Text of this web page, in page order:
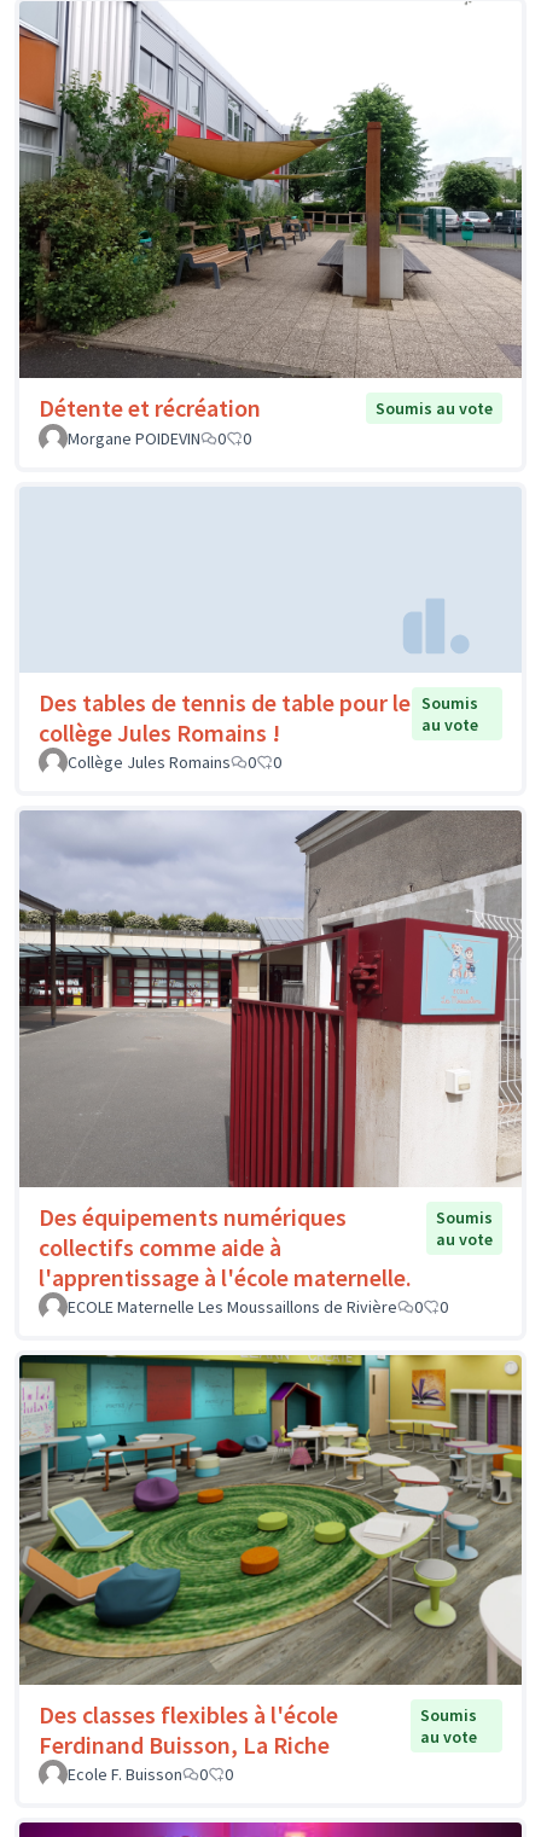
Détente et récréation
Soumis au vote
Morgane POIDEVIN
0 0
Des tables de tennis de table pour le
collège Jules Romains !
Soumis
au vote
Collège Jules Romains
0 0
Des équipements numériques
collectifs comme aide à
l'apprentissage à l'école maternelle.
Soumis
au vote
ECOLE Maternelle Les Moussaillons de Rivière 0 0
Des classes flexibles à l'école
Ferdinand Buisson, La Riche
Soumis
au vote
Ecole F. Buisson
0 0